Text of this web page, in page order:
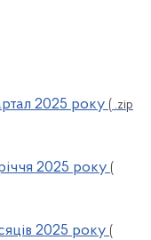
2025 року ( .zip
2025 року (
2025 року (